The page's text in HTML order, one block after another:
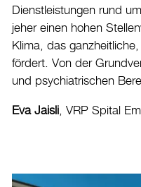
Dienstleistungen rund
jeher einen hohen
Klima, das
fördert. Von der
und psychiatrischen
Eva Jaisli, VRP Spital